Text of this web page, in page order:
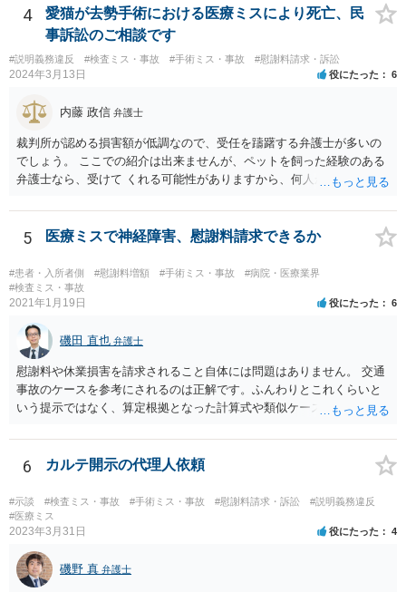
ないため、損害額の立証が主なポイントになります。 損害額に立証に
関しては、交通事故事件と同様の発想で考えればよいので、対応でき
る弁護士は多いと思います。 今後の交渉については、ご自身で対応さ
れることも可能ではありますが、相手方保険会社は容易に増額に応じ
ない（多少の増額はあり得るとしても、裁判基準での和解は難しい）
と思われます。 弁護士が介入することにより提示額が大きく変わるこ
とは多々あるため、可能であれば弁護士に依頼した上での交渉をお勧
めしたいところです。
4
愛猫が去勢手術における医療ミスにより死亡、民
事訴訟のご相談です
#説明義務違反 #検査ミス・事故 #手術ミス・事故 #慰謝料請求・訴訟
2024年3月13日 役にたった 6
内藤 政信 弁護士
裁判所が認める損害額が低調なので、受任を躊躇する弁護士が多いの
でしょう。 ここでの紹介は出来ませんが、ペットを飼った経験のある
弁護士なら、受けて くれる可能性がありますから、何人か問い合わせ
5 医療ミスで神経障害、慰謝料請求できるか
#患者・入所者側 #慰謝料増額 #手術ミス・事故
#病院・医療業界
#検査ミス・事故
2021年1月19日 役にたった 6
磯田 直也 弁護士
慰謝料や休業損害を請求されること自体には問題はありません。 交通
事故のケースを参考にされるのは正解です。ふんわりとこれくらいと
いう提示ではなく、算定根拠となった計算式や類似ケースでの裁判所
面、針刺し事故については医療者側の故意や過失がないと思われるケ
ースが多く、早期解決のためにある程度の減額等があることはやむを
などには、弁護士へのご依頼も検討されるべきかと思います。 弁護士
への依頼が必要になる際に備えて、また現時点でのアドバイス等をも
らうために、一度法律事務所にご相談されておいても良いかも知れま
せん。
6 カルテ開示の代理人依頼
#示談 #検査ミス・事故 #手術ミス・事故 #慰謝料請求・訴訟
#説明義務違反
#医療ミス
2023年3月31日 役にたった 4
磯野 真 弁護士